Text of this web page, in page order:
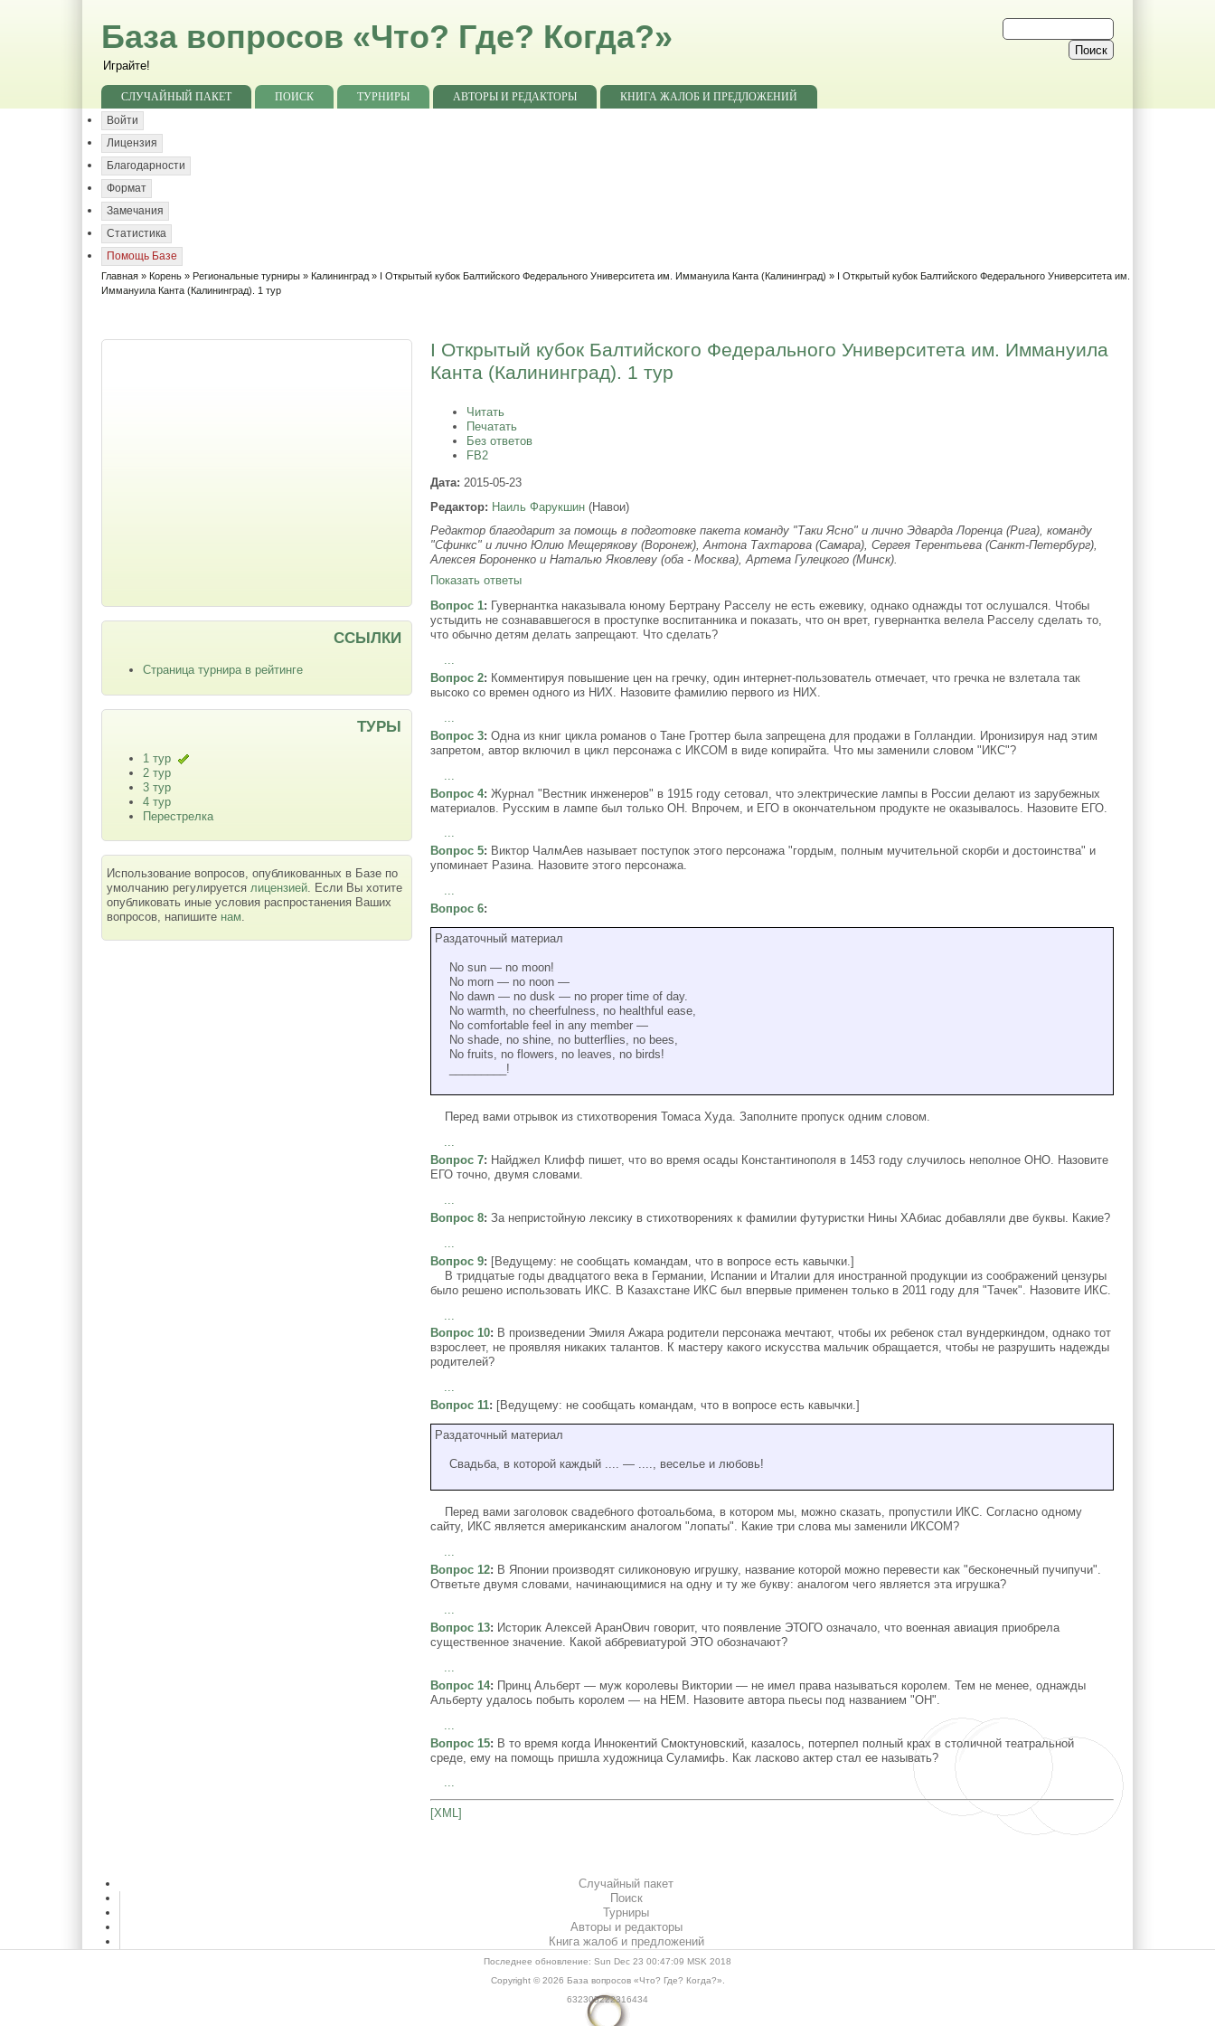
База вопросов «Что? Где? Когда?»
Играйте!
СЛУЧАЙНЫЙ ПАКЕТ ПОИСК ТУРНИРЫ АВТОРЫ И РЕДАКТОРЫ
КНИГА ЖАЛОБ И ПРЕДЛОЖЕНИЙ
Войти
Лицензия
Благодарности
Формат
Замечания
Статистика
Помощь Базе
Главная » Корень » Региональные турниры » Калининград » I Открытый кубок Балтийского Федерального Университета им. Иммануила Канта (Калининград) » I Открытый кубок Балтийского Федерального Университета им.
Иммануила Канта (Калининград). 1 тур
I Открытый кубок Балтийского Федерального Университета им. Иммануила
Канта (Калининград). 1 тур
Читать
Печатать
Без ответов
FB2
Дата: 2015-05-23
Редактор: Наиль Фарукшин (Навои)
Редактор благодарит за помощь в подготовке пакета команду "Таки Ясно" и лично Эдварда Лоренца (Рига), команду
"Сфинкс" и лично Юлию Мещерякову (Воронеж), Антона Тахтарова (Самара), Сергея Терентьева (Санкт-Петербург),
Алексея Бороненко и Наталью Яковлеву (оба - Москва), Артема Гулецкого (Минск).
Показать ответы
Вопрос 1: Гувернантка наказывала юному Бертрану Расселу не есть ежевику, однако однажды тот ослушался. Чтобы
устыдить не сознававшегося в проступке воспитанника и показать, что он врет, гувернантка велела Расселу сделать то,
что обычно детям делать запрещают. Что сделать?
Вопрос 2: Комментируя повышение цен на гречку, один интернет-пользователь отмечает, что гречка не взлетала так
высоко со времен одного из НИХ. Назовите фамилию первого из НИХ.
Вопрос 3: Одна из книг цикла романов о Тане Гроттер была запрещена для продажи в Голландии. Иронизируя над этим
запретом, автор включил в цикл персонажа с ИКСОМ в виде копирайта. Что мы заменили словом "ИКС"?
Вопрос 4: Журнал "Вестник инженеров" в 1915 году сетовал, что электрические лампы в России делают из зарубежных
материалов. Русским в лампе был только ОН. Впрочем, и ЕГО в окончательном продукте не оказывалось. Назовите ЕГО.
...
Вопрос 5: Виктор ЧалмАев называет поступок этого персонажа "гордым, полным мучительной скорби и достоинства" и
упоминает Разина. Назовите этого персонажа.
...
Вопрос 6:
Раздаточный материал
No sun — no moon!
No morn — no noon —
No dawn — no dusk — no proper time of day.
No warmth, no cheerfulness, no healthful ease,
No comfortable feel in any member —
No shade, no shine, no butterflies, no bees,
No fruits, no flowers, no leaves, no birds!
_________!
Перед вами отрывок из стихотворения Томаса Худа. Заполните пропуск одним словом.
...
Вопрос 7: Найджел Клифф пишет, что во время осады Константинополя в 1453 году случилось неполное ОНО. Назовите
ЕГО точно, двумя словами.
Вопрос 8: За непристойную лексику в стихотворениях к фамилии футуристки Нины ХАбиас добавляли две буквы. Какие?
Вопрос 9: [Ведущему: не сообщать командам, что в вопросе есть кавычки.]
В тридцатые годы двадцатого века в Германии, Испании и Италии для иностранной продукции из соображений цензуры
было решено использовать ИКС. В Казахстане ИКС был впервые применен только в 2011 году для "Тачек". Назовите ИКС.
Вопрос 10: В произведении Эмиля Ажара родители персонажа мечтают, чтобы их ребенок стал вундеркиндом, однако тот
взрослеет, не проявляя никаких талантов. К мастеру какого искусства мальчик обращается, чтобы не разрушить надежды
родителей?
...
Вопрос 11: [Ведущему: не сообщать командам, что в вопросе есть кавычки.]
Раздаточный материал
Свадьба, в которой каждый .... — ...., веселье и любовь!
Перед вами заголовок свадебного фотоальбома, в котором мы, можно сказать, пропустили ИКС. Согласно одному
сайту, ИКС является американским аналогом "лопаты". Какие три слова мы заменили ИКСОМ?
...
Вопрос 12: В Японии производят силиконовую игрушку, название которой можно перевести как "бесконечный пучипучи".
Ответьте двумя словами, начинающимися на одну и ту же букву: аналогом чего является эта игрушка?
Вопрос 13: Историк Алексей АранОвич говорит, что появление ЭТОГО означало, что военная авиация приобрела
существенное значение. Какой аббревиатурой ЭТО обозначают?
Вопрос 14: Принц Альберт — муж королевы Виктории — не имел права называться королем. Тем не менее, однажды
Альберту удалось побыть королем — на НЕМ. Назовите автора пьесы под названием "ОН".
Вопрос 15: В то время когда Иннокентий Смоктуновский, казалось, потерпел полный крах в столичной театральной
среде, ему на помощь пришла художница Суламифь. Как ласково актер стал ее называть?
...
[XML]
ССЫЛКИ
Страница турнира в рейтинге
ТУРЫ
1 тур
2 тур
3 тур
4 тур
Перестрелка
Использование вопросов, опубликованных в Базе по
умолчанию регулируется лицензией . Если Вы хотите
опубликовать иные условия распростанения Ваших
вопросов, напишите нам
Случайный пакет
Поиск
Турниры
Авторы и редакторы
Книга жалоб и предложений
Последнее обновление: Sun Dec 23 00:47:09 MSK 2018
Copyright © 2026 База вопросов «Что? Где? Когда?».
632305222316434